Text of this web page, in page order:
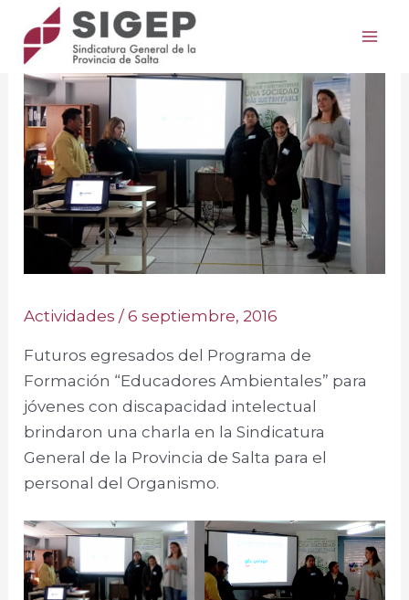
contenido
Actividades /6 septiembre, 2016
Futuros egresados del Programa de
Formación “Educadores Ambientales” para
jóvenes con discapacidad intelectual
brindaron una charla en la Sindicatura
General de la Provincia de Salta para el
personal del Organismo.
navigation